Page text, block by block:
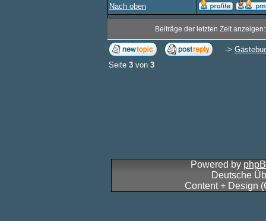
Nach oben
Beiträge der letzten Zeit
->
Seite 3 von 3
Powered by
Deutsche
Content + Design